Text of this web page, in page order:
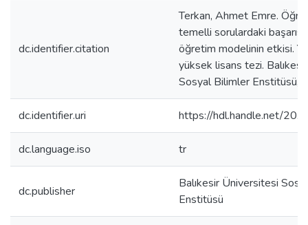
dc.identifier.citation
Terkan, Ahmet Emre.
temelli sorulardaki
öğretim modelinin etkisi.
yüksek lisans tezi.
Sosyal Bilimler Enstitüsü,
dc.identifier.uri https://hdl.handle.net/
dc.language.iso tr
dc.publisher
Balıkesir Üniversitesi
Enstitüsü